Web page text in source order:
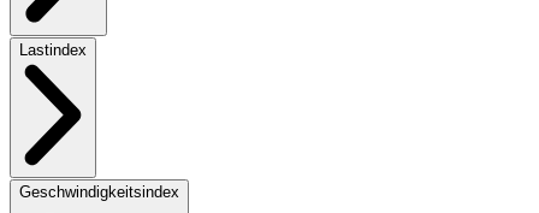
Lastindex
Geschwindigkeitsindex